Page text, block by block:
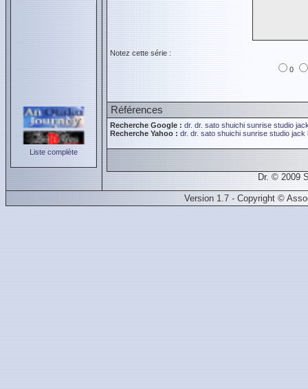
Liste complète
Notez cette série :
0
Références
Recherche Google : dr. dr. sato shuichi sunrise studio
Recherche Yahoo : dr. dr. sato shuichi sunrise studio jack
Dr. © 2009
Version 1.7 - Copyright ©